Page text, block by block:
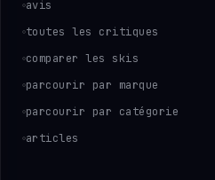
avis
toutes les critiques
comparer les skis
parcourir par marque
parcourir par catégorie
articles